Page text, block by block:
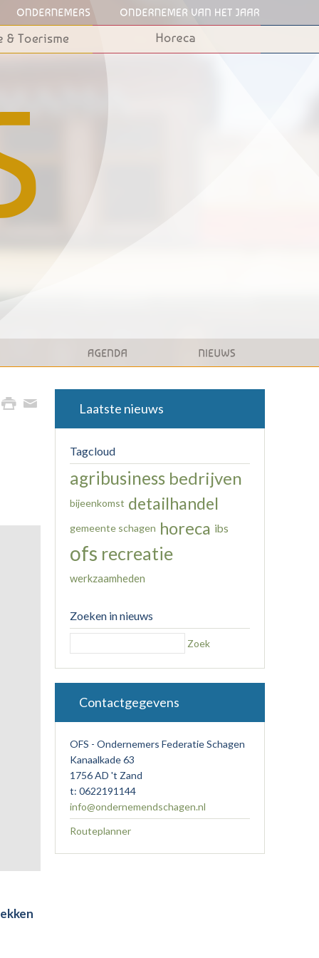
Laatste nieuws
Tagcloud
agribusiness bedrijven
bijeenkomst detailhandel
gemeente schagen horeca ibs
ofs recreatie
werkzaamheden
Zoeken in nieuws
Zoek
Contactgegevens
OFS - Ondernemers Federatie Schagen
Kanaalkade 63
1756 AD 't Zand
t: 0622191144
info@ondernemendschagen.nl
Routeplanner